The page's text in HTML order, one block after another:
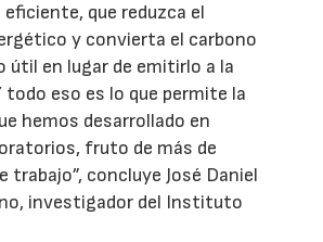
que reduzca el
y convierta el carbono
útil en lugar de emitirlo a la
eso es lo que permite la
hemos desarrollado en
fruto de más de
trabajo”, concluye José Daniel
investigador del Instituto